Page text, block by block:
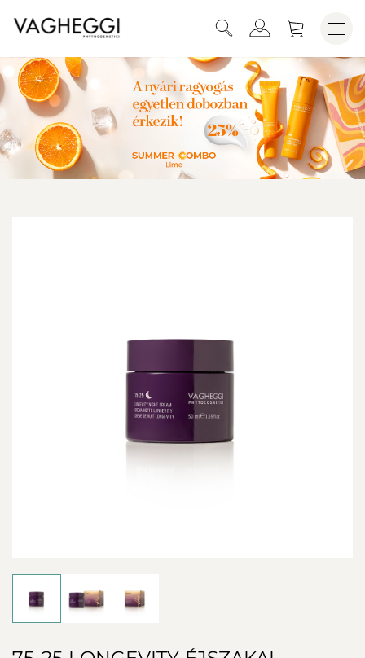
75-25 LONGEVITY ÉJSZAKAI ARCKRÉM KOSÁRBA HELYEZEM